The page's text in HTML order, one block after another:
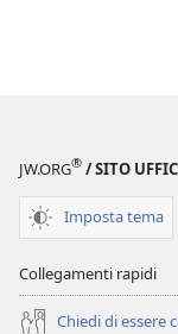
JW.ORG® / SITO
Imposta tema
Collegamenti rapidi
Chiedi di essere